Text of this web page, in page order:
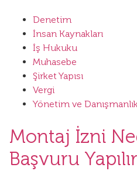
Denetim
İnsan Kaynakları
İş Hukuku
Muhasebe
Şirket Yapısı
Vergi
Yönetim ve
Montaj İzni
Başvuru